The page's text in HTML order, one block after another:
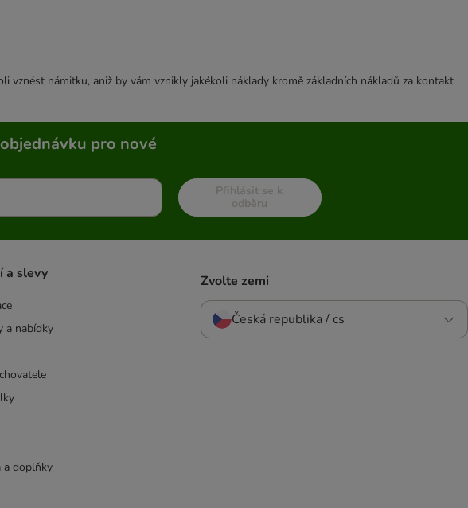
námitku, aniž by vám vznikly jakékoli náklady kromě základních nákladů za kontakt
pro nové
Přihlásit se k
odběru
a slevy
a nabídky
a doplňky
Zvolte zemi
Česká republika / cs